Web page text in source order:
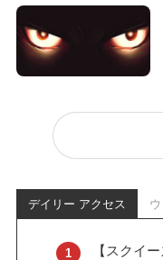
デイリー アクセス
【スクイ